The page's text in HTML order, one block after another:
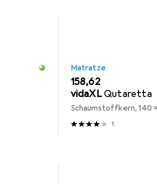
Matratze
EUR
158,62
vidaXL Qutaretta
Schaumstoffkern, 140
1